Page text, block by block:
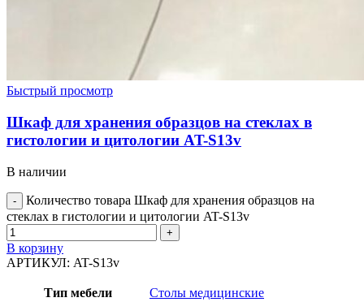
Быстрый просмотр
Шкаф для хранения образцов на стеклах в
гистологии и цитологии AT-S13v
В наличии
Количество товара Шкаф для хранения образцов на
стеклах в гистологии и цитологии AT-S13v
В корзину
АРТИКУЛ: AT-S13v
Тип мебели Столы медицинские